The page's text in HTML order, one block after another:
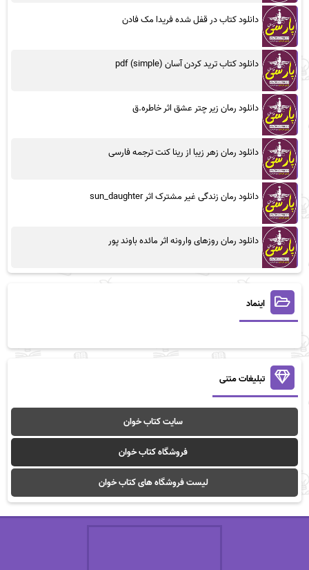
دانلود کتاب در قفل شده فریدا مک فادن
دانلود کتاب ترید کردن آسان (simple) pdf
دانلود رمان زیر چتر عشق اثر خاطره.ق
دانلود رمان زهر زیبا از رینا کنت ترجمه فارسی
دانلود رمان زندگی غیر مشترک اثر sun_daughter
دانلود رمان روزهای وارونه اثر مائده باوند پور
اینماد
تبلیغات متنی
سایت کتاب خوان
فروشگاه کتاب خوان
لیست فروشگاه های کتاب خوان